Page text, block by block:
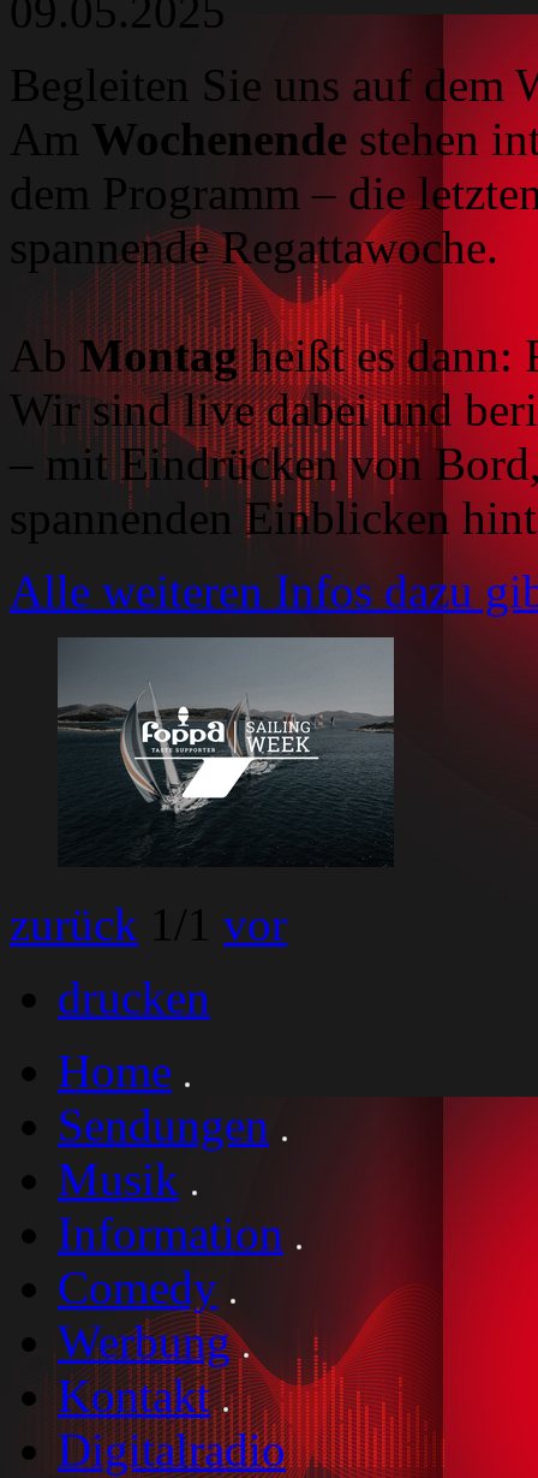
09.05.2025
Begleiten Sie uns auf dem
Am Wochenende stehen
dem Programm – die
spannende Regattawoche.
Ab Montagheißt es dann:
Wir sind live dabei und
– mit Eindrücken von
spannenden Einblicken
Alle weiteren Infos dazu
zurück 1 /1 vor
drucken
Home
Sendungen
Musik
Information
Comedy
Werbung
Kontakt
Digitalradio